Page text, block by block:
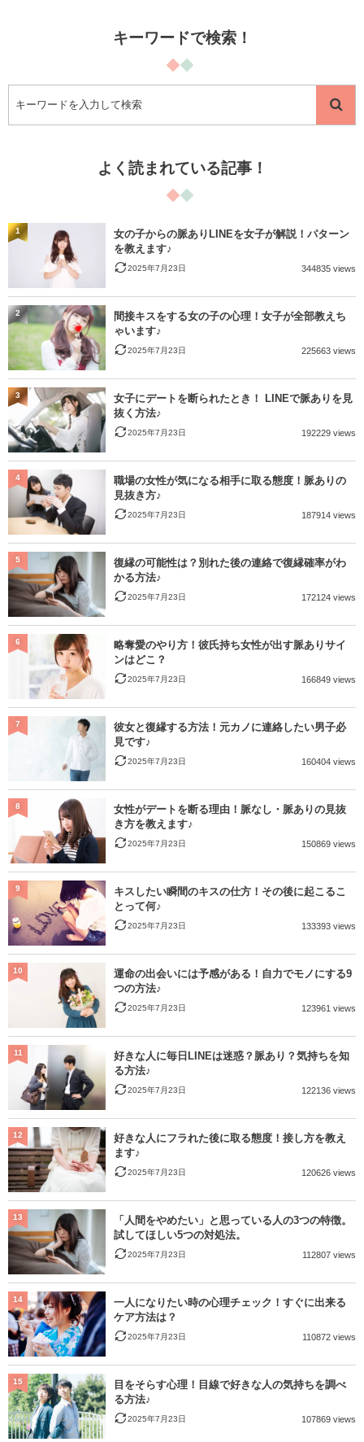
キーワードで検索！
よく読まれている記事！
女の子からの脈ありLINEを女子が解説！パターン
を教えます♪
2025年7月23日 344835 views
1
間接キスをする女の子の心理！女子が全部教えち
ゃいます♪
2025年7月23日 225663 views
2
女子にデートを断られたとき！ LINEで脈ありを見
抜く方法♪
2025年7月23日 192229 views
3
職場の女性が気になる相手に取る態度！脈ありの
見抜き方♪
2025年7月23日 187914 views
4
復縁の可能性は？別れた後の連絡で復縁確率がわ
かる方法♪
2025年7月23日 172124 views
5
略奪愛のやり方！彼氏持ち女性が出す脈ありサイ
ンはどこ？
2025年7月23日 166849 views
6
彼女と復縁する方法！元カノに連絡したい男子必
見です♪
2025年7月23日 160404 views
7
女性がデートを断る理由！脈なし・脈ありの見抜
き方を教えます♪
2025年7月23日 150869 views
8
キスしたい瞬間のキスの仕方！その後に起こるこ
とって何♪
2025年7月23日 133393 views
9
運命の出会いには予感がある！自力でモノにする9
つの方法♪
2025年7月23日 123961 views
10
好きな人に毎日LINEは迷惑？脈あり？気持ちを知
る方法♪
2025年7月23日 122136 views
11
好きな人にフラれた後に取る態度！接し方を教え
ます♪
2025年7月23日 120626 views
12
「人間をやめたい」と思っている人の3つの特徴。
試してほしい5つの対処法。
2025年7月23日 112807 views
13
一人になりたい時の心理チェック！すぐに出来る
ケア方法は？
2025年7月23日 110872 views
14
目をそらす心理！目線で好きな人の気持ちを調べ
る方法♪
2025年7月23日 107869 views
15